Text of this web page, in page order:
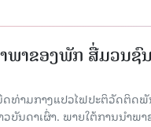
ພາຂອງພັກ ສື່ມວນຊົ
ດທ່າມກາງແປວໄຟປະຕິວັດຕິດ
ວບັນດາເຜົ່າ. ພາຍໃຕ້ການນໍາພ